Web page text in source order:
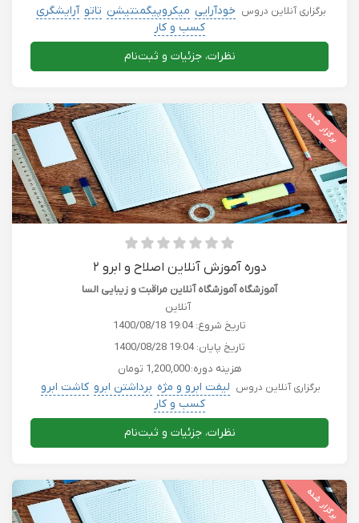
برگزاری آنلاین دروس خودآرایی میکروپیگمنتیشن تاتو آرایشگری
کسب و کار
نظرات، جزئیات و ثبت‌نام
برگزار شده
دوره آموزش آنلاین اصلاح و ابرو ۲
آموزشگاه آموزشگاه آنلاین مراقبت و زیبایی السا
آنلاین
تاریخ شروع:1400/08/18 19:04
تاریخ پایان:1400/08/28 19:04
هزینه دوره:1,200,000 تومان
برگزاری آنلاین دروس لیفت ابرو و مژه برداشتن ابرو کاشت ابرو
کسب و کار
نظرات، جزئیات و ثبت‌نام
برگزار شده